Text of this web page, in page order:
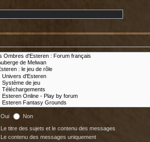
Oui Non
Le titre des sujets et le contenu des messages
Le contenu des messages uniquement